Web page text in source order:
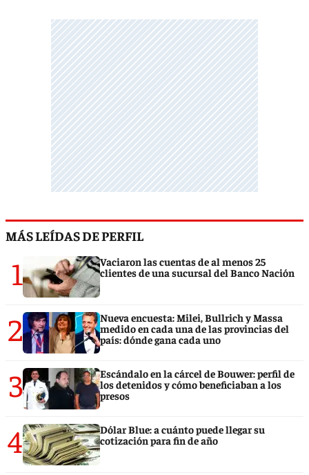
MÁS LEÍDAS DE PERFIL
1
Vaciaron las cuentas de al menos 25
clientes de una sucursal del Banco Nación
2
Nueva encuesta: Milei, Bullrich y Massa
medido en cada una de las provincias del
país: dónde gana cada uno
3
Escándalo en la cárcel de Bouwer: perfil de
los detenidos y cómo beneficiaban a los
presos
4
Dólar Blue: a cuánto puede llegar su
cotización para fin de año